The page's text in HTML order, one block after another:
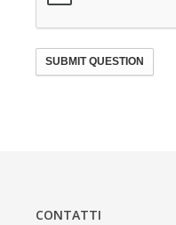
SUBMIT QUESTION
CONTATTI